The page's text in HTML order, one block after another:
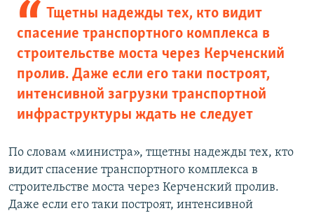
Тщетны надежды тех, кто видит
спасение транспортного комплекса в
строительстве моста через Керченский
пролив. Даже если его таки построят,
интенсивной загрузки транспортной
инфраструктуры ждать не следует
По словам «министра», тщетны надежды тех, кто
видит спасение транспортного комплекса в
строительстве моста через Керченский пролив.
Даже если его таки построят, интенсивной